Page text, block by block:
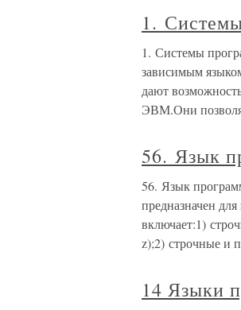
1.
1. Системы
зависимым
дают
ЭВМ.Они
56. Язык
56. Язык
предназначен
включает:1)
z);2) строчные и
14 Языки